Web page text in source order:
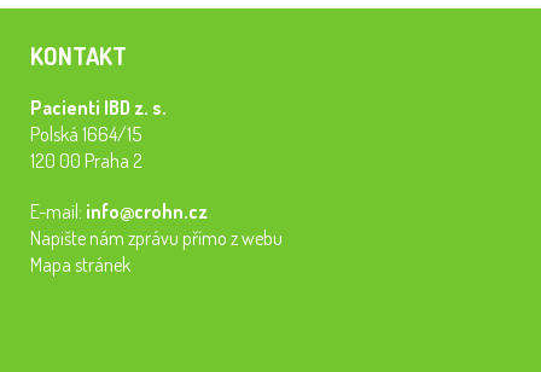
KONTAKT
Pacienti IBD z. s.
Polská 1664/15
120 00 Praha 2
E-mail: info@crohn.cz
Napište nám zprávu přímo z webu
Mapa stránek